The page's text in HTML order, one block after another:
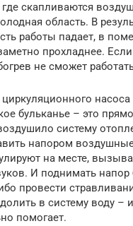
где скапливаются
область. В
работы падает, в
прохладнее.
не сможет
насоса
бульканье – это
систему
напором
на месте,
И поднимать напор
провести
в систему воду –
помогает.